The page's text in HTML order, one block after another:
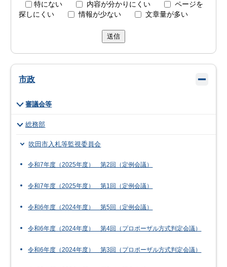
特にない 内容が分かりにくい
ページを
探しにくい
情報が少ない 文章量が多い
送信
市政
審議会等
総務部
吹田市入札等監視委員会
令和7年度（2025年度） 第2回（定例会議）
令和7年度（2025年度） 第1回（定例会議）
令和6年度（2024年度） 第5回（定例会議）
令和6年度（2024年度） 第4回（プロポーザル方式判定会議）
令和6年度（2024年度） 第3回（プロポーザル方式判定会議）